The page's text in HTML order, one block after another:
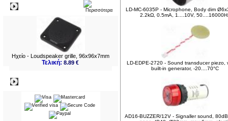
Ηχείο - Loudspeaker grille, 96x96x7mm
Τελική:8.89 €
LD-MC-6035P - Microphone, Body dim
2.2kΩ, 0.5mA, 1....10V,
LD-EDPE-2720 - Sound transducer piezo,
built-in generator, -20....70°C
AD16-BUZZER/12V - Signaller sound,